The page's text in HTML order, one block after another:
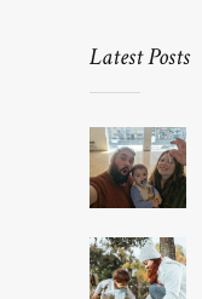
Latest Posts